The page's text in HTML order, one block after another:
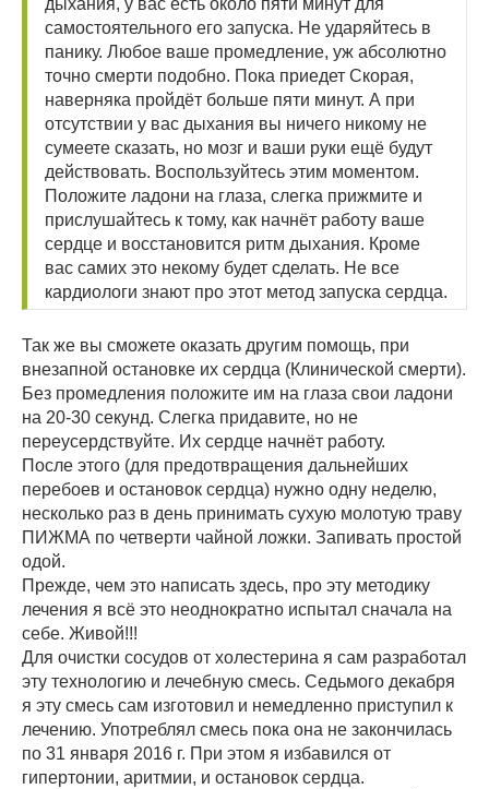
дыхания, у вас есть около пяти минут для
самостоятельного его запуска. Не ударяйтесь в
панику. Любое ваше промедление, уж абсолютно
точно смерти подобно. Пока приедет Скорая,
наверняка пройдёт больше пяти минут. А при
отсутствии у вас дыхания вы ничего никому не
сумеете сказать, но мозг и ваши руки ещё будут
действовать. Воспользуйтесь этим моментом.
Положите ладони на глаза, слегка прижмите и
прислушайтесь к тому, как начнёт работу ваше
сердце и восстановится ритм дыхания. Кроме
вас самих это некому будет сделать. Не все
кардиологи знают про этот метод запуска сердца.
Так же вы сможете оказать другим помощь, при
внезапной остановке их сердца (Клинической смерти).
Без промедления положите им на глаза свои ладони
на 20-30 секунд. Слегка придавите, но не
переусердствуйте. Их сердце начнёт работу.
После этого (для предотвращения дальнейших
перебоев и остановок сердца) нужно одну неделю,
несколько раз в день принимать сухую молотую траву
ПИЖМА по четверти чайной ложки. Запивать простой
одой.
Прежде, чем это написать здесь, про эту методику
лечения я всё это неоднократно испытал сначала на
себе. Живой!!!
Для очистки сосудов от холестерина я сам разработал
эту технологию и лечебную смесь. Седьмого декабря
я эту смесь сам изготовил и немедленно приступил к
лечению. Употреблял смесь пока она не закончилась
по 31 января 2016 г. При этом я избавился от
гипертонии, аритмии, и остановок сердца.